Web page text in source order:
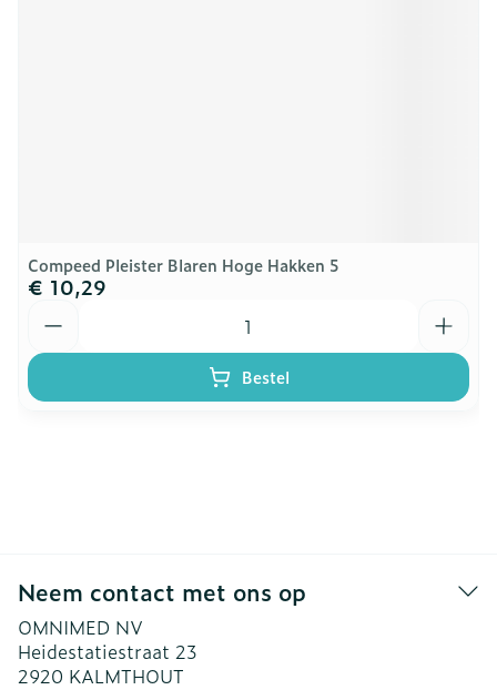
Compeed Pleister Blaren Hoge Hakken 5
€ 10,29
Bestel
Neem contact met ons op
OMNIMED NV
Heidestatiestraat 23
2920 KALMTHOUT